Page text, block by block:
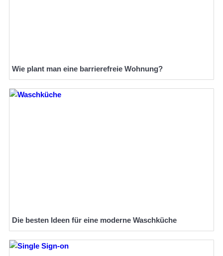
Wie plant man eine barrierefreie Wohnung?
Die besten Ideen für eine moderne Waschküche